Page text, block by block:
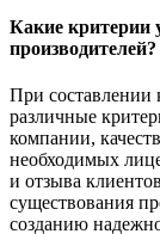
Какие критерии
производителей?
При составлении
различные
компании,
необходимых
и отзыва
существования
созданию